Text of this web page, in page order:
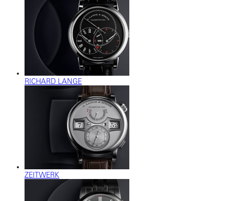
RICHARD LANGE
ZEITWERK